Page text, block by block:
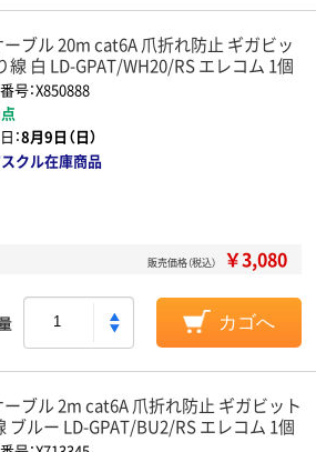
ーブル 20m cat6A 爪折れ防止 ギガビッ
線 白 LD-GPAT/WH20/RS エレコム 1個
号：X850888
：8月9日（日）
クル在庫商品
販売価格（税込） ￥3,080
カゴへ
ーブル 2m cat6A 爪折れ防止 ギガビット
ブルー LD-GPAT/BU2/RS エレコム 1個